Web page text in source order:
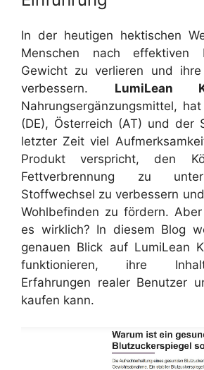
In der heutigen hektischen
Menschen nach effektiven
Gewicht zu verlieren und
verbessern. LumiLean
Nahrungsergänzungsmittel,
(DE), Österreich (AT) und der
letzter Zeit viel
Produkt verspricht, den
Fettverbrennung zu
Stoffwechsel zu verbessern
Wohlbefinden zu fördern.
es wirklich? In diesem Blog
genauen Blick auf LumiLean
funktionieren, ihre
Erfahrungen realer Benutzer
kaufen kann.